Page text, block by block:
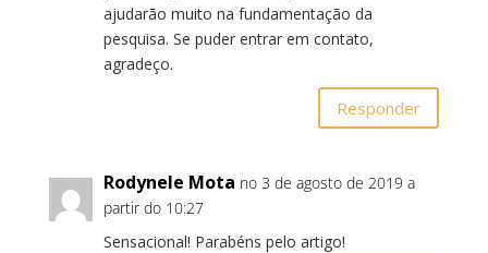
ajudarão muito na fundamentação da
pesquisa. Se puder entrar em contato,
agradeço.
Responder
Rodynele Mota no 3 de agosto de 2019 a
partir do 10:27
Sensacional! Parabéns pelo artigo!